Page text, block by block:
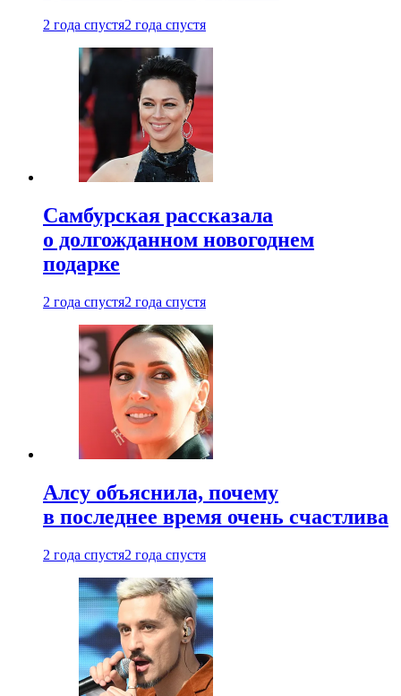
2 года спустя2 года спустя
Самбурская рассказала
о долгожданном новогоднем
подарке
2 года спустя2 года спустя
Алсу объяснила, почему
в последнее время очень счастлива
2 года спустя2 года спустя